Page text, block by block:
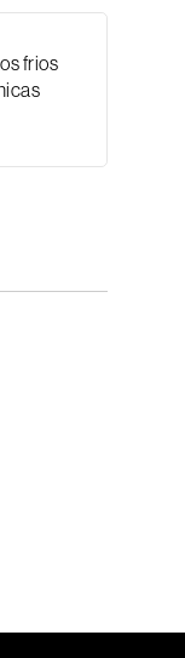
frios